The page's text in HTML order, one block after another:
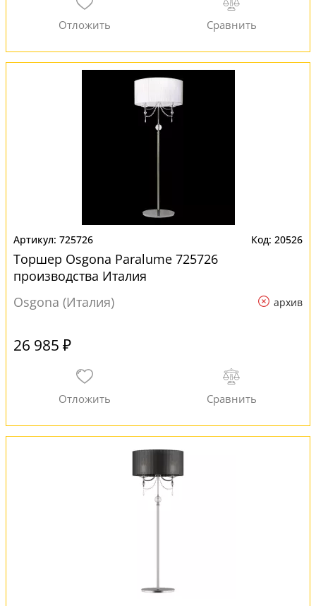
725726 20526
Торшер Osgona Paralume 725726
производства Италия
Osgona (Италия)
архив
26 985 ₽